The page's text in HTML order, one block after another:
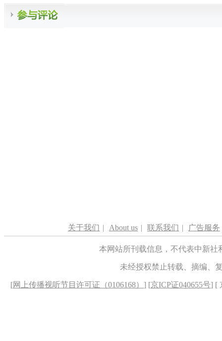
关于我们 | About us | 联系我们 | 广告服务
本网站所刊载信息，不代表中新
未经授权禁止转载、摘编、
[网上传播视听节目许可证（0106168） ] [京ICP证040655号] [